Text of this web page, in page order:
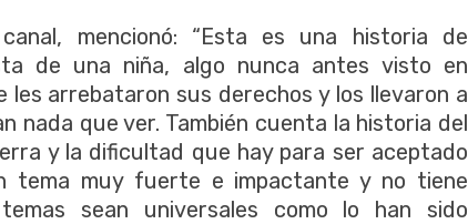
mencionó: “Esta es una historia de
de una niña, algo nunca antes visto en
les arrebataron sus derechos y los llevaron a
nada que ver. También cuenta la historia del
y la dificultad que hay para ser aceptado
tema muy fuerte e impactante y no tiene
sean universales como lo han sido